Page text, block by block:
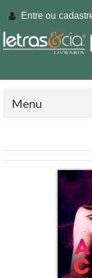
Entre ou
Menu